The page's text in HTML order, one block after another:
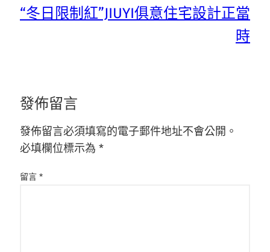
“冬日限制紅”JIUYI俱意住宅設計正當
時
發佈留言
發佈留言必須填寫的電子郵件地址不會公開。
必填欄位標示為 *
留言 *